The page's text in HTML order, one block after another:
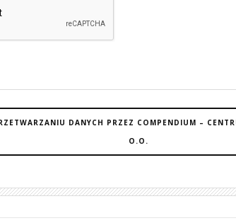
DANYCH PRZEZ COMPENDIUM –
O.O.